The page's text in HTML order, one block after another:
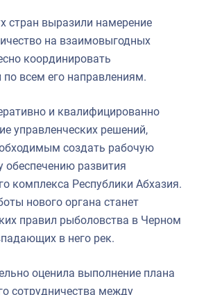
стран выразили намерение
на взаимовыгодных
координировать
по всем его направлениям.
и квалифицированно
управленческих решений,
создать рабочую
обеспечению развития
комплекса Республики Абхазия.
нового органа станет
правил рыболовства в Черном
в него рек.
оценила выполнение плана
сотрудничества между